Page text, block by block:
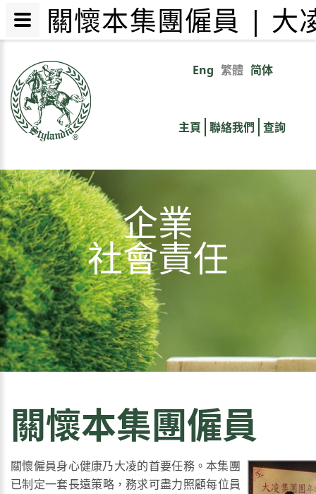
內
Eng 繁體 简体
links
主頁 聯絡我們 查詢
企業
社會責任
關懷本集團僱員
關懷僱員身心健康乃大凌的首要任務。本集團
已制定一套長遠策略，務求可盡力照顧每位員
關懷本集團僱員 | 大